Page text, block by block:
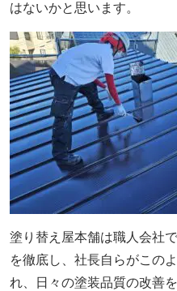
はないかと思います。
塗り替え屋本舗は職人会社
を徹底し、社長自らがこの
れ、日々の塗装品質の改善